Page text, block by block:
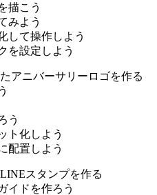
描こう
みよう
して操作しよう
を設定しよう
アニバーサリーロゴを作る
う
ト化しよう
配置しよう
スタンプを作る
イドを作ろう